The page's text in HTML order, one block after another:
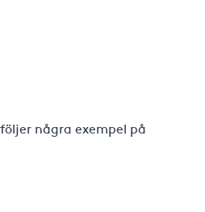
några exempel på